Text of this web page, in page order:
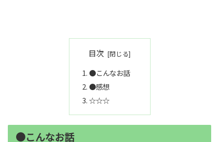
目次
●こんなお話
●感想
☆☆☆
●こんなお話